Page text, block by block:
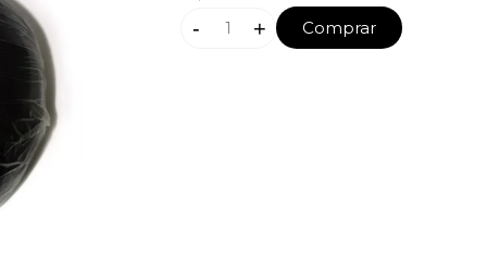
- + Comprar